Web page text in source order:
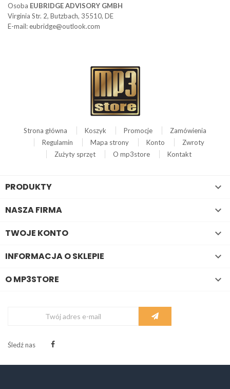
Osoba EUBRIDGE ADVISORY GMBH
Virginia Str. 2, Butzbach, 35510, DE
E-mail: eubridge@outlook.com
Strona główna Koszyk Promocje
Zamówienia
Regulamin
Mapa strony Konto
Zwroty
Zużyty sprzęt
O mp3store Kontakt
PRODUKTY 
NASZA FIRMA 
TWOJE KONTO 
INFORMACJA O SKLEPIE 
O MP3STORE 
Śledź nas